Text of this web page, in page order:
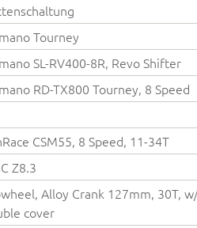
Tourney
SL-RV400-8R, Revo Shifter
RD-TX800 Tourney, 8 Speed
CSM55, 8 Speed, 11-34T
Z8.3
Alloy Crank 127mm, 30T,
cover